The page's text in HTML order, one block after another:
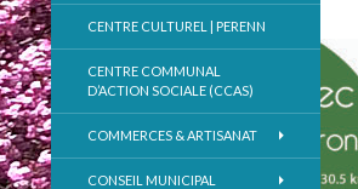
CENTRE CULTUREL | PERENN
CENTRE COMMUNAL
D’ACTION SOCIALE (CCAS)
COMMERCES & ARTISANAT
CONSEIL MUNICIPAL